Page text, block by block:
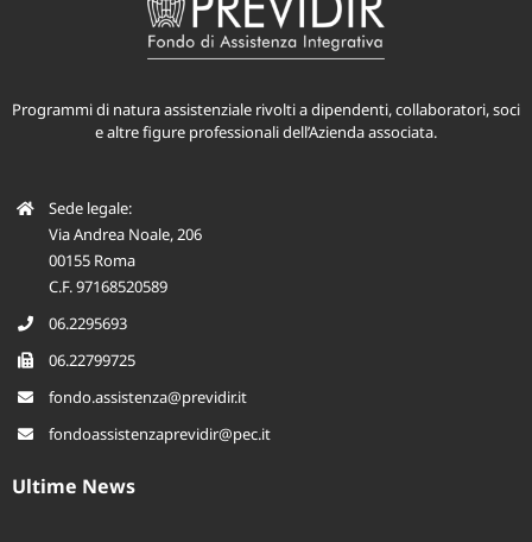
Programmi di natura assistenziale rivolti a dipendenti, collaboratori, soci
e altre figure professionali dell’Azienda associata.
Sede legale:
Via Andrea Noale, 206
00155 Roma
C.F. 97168520589
06.2295693
06.22799725
fondo.assistenza@previdir.it
fondoassistenzaprevidir@pec.it
Ultime News